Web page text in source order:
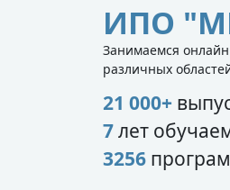
ИПО
Занимаемся
различных
21 000+
7лет
3256